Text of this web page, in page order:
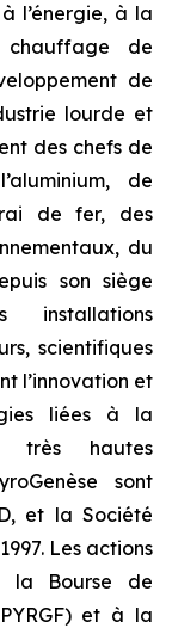
l’énergie, à la
de
de
lourde et
des chefs de
de
de fer, des
du
son siège
scientifiques
l’innovation et
liées à la
très hautes
sont
et la Société
Les actions
la Bourse de
et à la